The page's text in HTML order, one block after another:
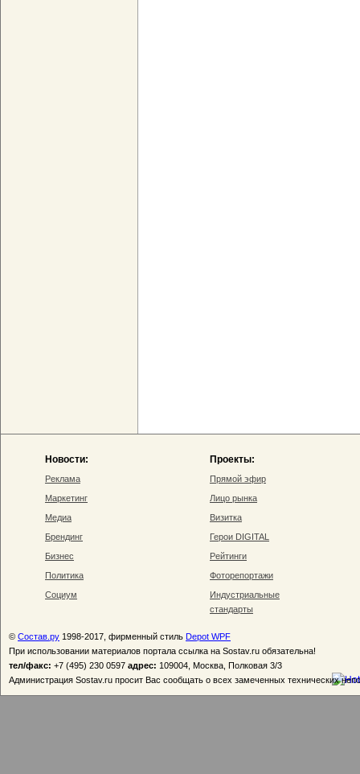
Новости:
Реклама
Маркетинг
Медиа
Брендинг
Бизнес
Политика
Социум
Проекты:
Прямой эфир
Лицо рынка
Визитка
Герои DIGITAL
Рейтинги
Фоторепортажи
Индустриальные
стандарты
© Состав.ру 1998-2017, фирменный стиль Depot WPF
При использовании материалов портала ссылка на Sostav.ru обязательна!
тел/факс: +7 (495) 230 0597 адрес: 109004, Москва, Полковая 3/3
Администрация Sostav.ru просит Вас сообщать о всех замеченных технических